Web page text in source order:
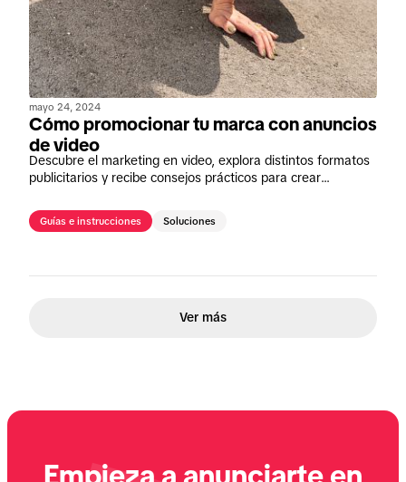
mayo 24, 2024
Cómo promocionar tu marca con anuncios
de video
Descubre el marketing en video, explora distintos formatos
publicitarios y recibe consejos prácticos para crear
Guías e instrucciones Soluciones
Ver más